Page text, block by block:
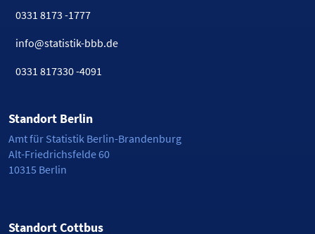
0331 8173 -1777
info@statistik-bbb.de
0331 817330 -4091
Standort Berlin
Amt für Statistik Berlin-Brandenburg
Alt-Friedrichsfelde 60
10315 Berlin
Standort Cottbus